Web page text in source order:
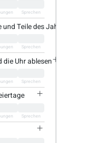
Sprechen
Teile des Jahres
Sprechen
die Uhr ablesen
Sprechen
Sprechen